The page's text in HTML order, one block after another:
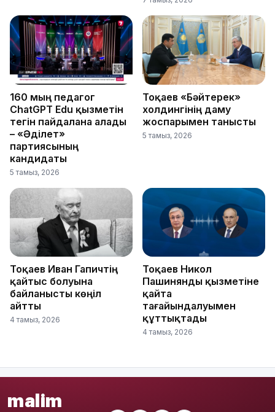
160 мың педагог
ChatGPT Edu қызметін
тегін пайдалана алады
– «Әділет»
партиясының
кандидаты
5 тамыз, 2026
Тоқаев «Бәйтерек»
холдингінің даму
жоспарымен танысты
5 тамыз, 2026
Тоқаев Иван Гапичтің
қайтыс болуына
байланысты көңіл
айтты
4 тамыз, 2026
Тоқаев Никол
Пашинянды қызметіне
қайта
тағайындалуымен
құттықтады
4 тамыз, 2026
malim